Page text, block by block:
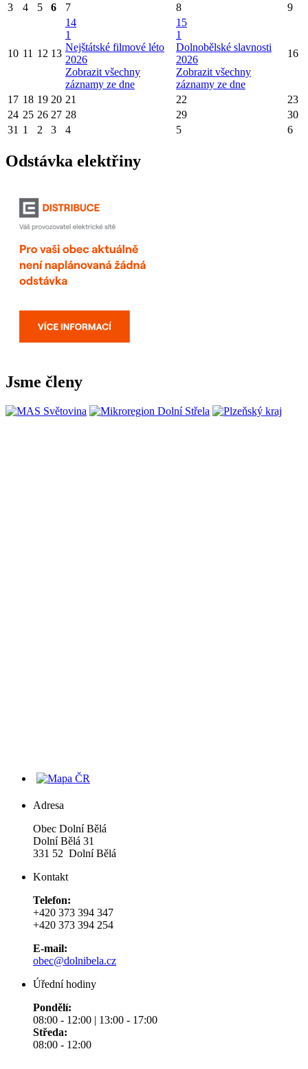
3
4 5 6 7 8 9
10 11 12 13
14
1
Nejštátské filmové léto
2026
Zobrazit všechny
záznamy ze dne
15
1
Dolnobělské slavnosti
2026
Zobrazit všechny
záznamy ze dne
16
17 18 19 20 21 22
23
24 25 26 27 28 29
30
31 1 2 3 4 5 6
Odstávka elektřiny
Jsme členy
Adresa
Obec Dolní Bělá
Dolní Bělá 31
331 52 Dolní Bělá
Kontakt
Telefon:
+420 373 394 347
+420 373 394 254
E-mail:
obec@dolnibela.cz
Úřední hodiny
Pondělí:
08:00 - 12:00 | 13:00 - 17:00
Středa:
08:00 - 12:00